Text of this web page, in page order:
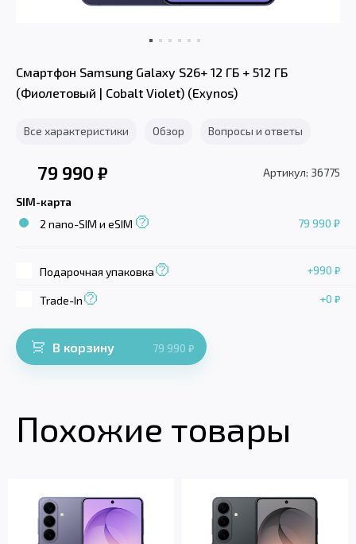
Смартфон Samsung Galaxy S26+ 12 ГБ + 512 ГБ
(Фиолетовый | Cobalt Violet) (Exynos)
Все характеристики Обзор Вопросы и ответы
79 990 ₽ Артикул: 36775
SIM-карта
2 nano-SIM и eSIM
79 990 ₽
Подарочная упаковка +990 ₽
Trade-In +0 ₽
В корзину 79 990 ₽
Похожие товары